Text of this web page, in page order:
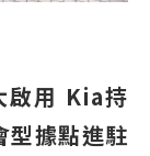
啟用 Kia持
型據點進駐